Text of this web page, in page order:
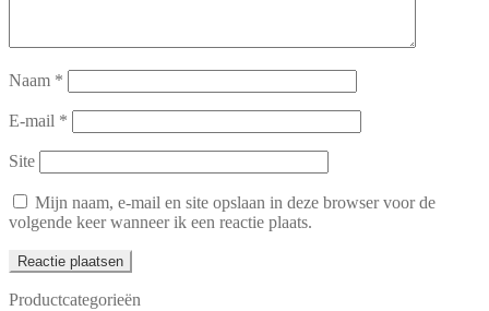
Naam *
E-mail *
Site
Mijn naam, e-mail en site opslaan in deze browser voor de
volgende keer wanneer ik een reactie plaats.
Productcategorieën